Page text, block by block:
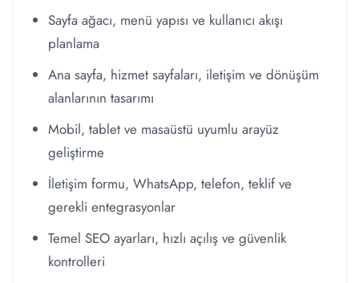
Sayfa ağacı, menü yapısı ve kullanıcı akışı
planlama
Ana sayfa, hizmet sayfaları, iletişim ve dönüşüm
alanlarının tasarımı
Mobil, tablet ve masaüstü uyumlu arayüz
geliştirme
İletişim formu, WhatsApp, telefon, teklif ve
gerekli entegrasyonlar
Temel SEO ayarları, hızlı açılış ve güvenlik
kontrolleri